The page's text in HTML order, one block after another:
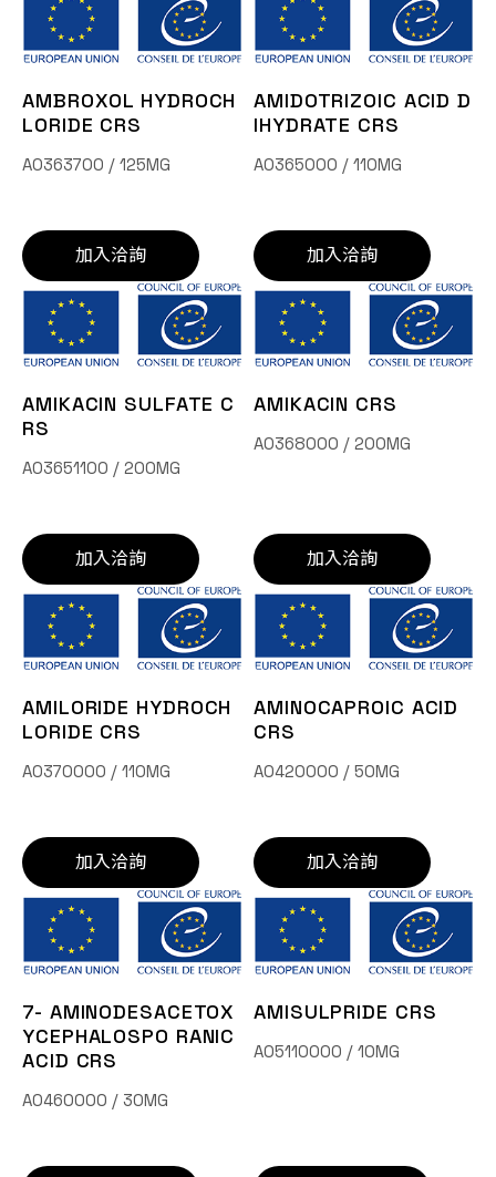
AMBROXOL HYDROCH
LORIDE CRS
A0363700 / 125MG
加入洽詢
AMIDOTRIZOIC ACID D
IHYDRATE CRS
A0365000 / 110MG
加入洽詢
AMIKACIN SULFATE C
RS
A03651100 / 200MG
加入洽詢
AMIKACIN CRS
A0368000 / 200MG
加入洽詢
AMILORIDE HYDROCH
LORIDE CRS
A0370000 / 110MG
加入洽詢
AMINOCAPROIC ACID
CRS
A0420000 / 50MG
加入洽詢
7- AMINODESACETOX
YCEPHALOSPO RANIC
ACID CRS
A0460000 / 30MG
AMISULPRIDE CRS
A05110000 / 10MG